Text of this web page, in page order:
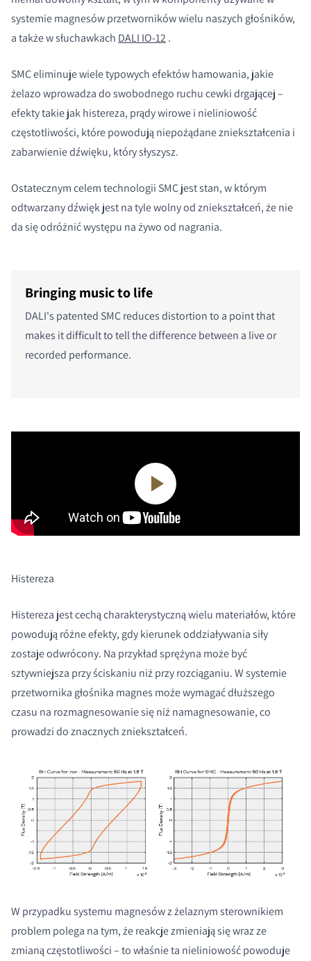
systemie magnesów przetworników wielu naszych głośników,
a także w słuchawkach DALI IO-12.
SMC eliminuje wiele typowych efektów hamowania, jakie
żelazo wprowadza do swobodnego ruchu cewki drgającej –
efekty takie jak histereza, prądy wirowe i nieliniowość
częstotliwości, które powodują niepożądane zniekształcenia i
zabarwienie dźwięku, który słyszysz.
Ostatecznym celem technologii SMC jest stan, w którym
odtwarzany dźwięk jest na tyle wolny od zniekształceń, że nie
da się odróżnić występu na żywo od nagrania.
Bringing music to life
DALI's patented SMC reduces distortionto a point that
makes it difficult to tell the difference between a live or
recorded performance.
Histereza
Histereza jest cechą charakterystyczną wielu materiałów, które
powodują różne efekty, gdy kierunek oddziaływania siły
zostaje odwrócony. Na przykład sprężyna może być
sztywniejsza przy ściskaniu niż przy rozciąganiu. W systemie
przetwornika głośnika magnes może wymagać dłuższego
czasu na rozmagnesowanie się niż namagnesowanie, co
prowadzi do znacznych zniekształceń.
W przypadku systemu magnesów z żelaznym sterownikiem
problem polega na tym, że reakcje zmieniają się wraz ze
zmianą częstotliwości – to właśnie ta nieliniowość powoduje